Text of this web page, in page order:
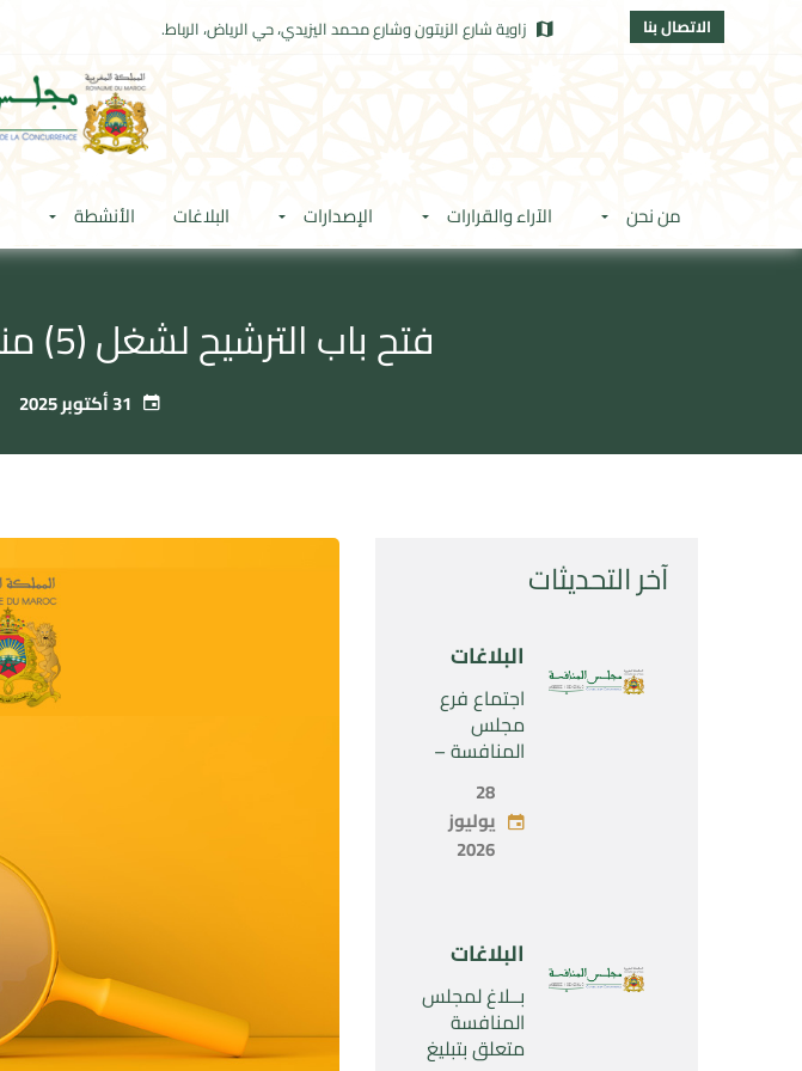
الاتصال بنا زاوية شارع الزيتون وشارع محمد اليزيدي، حي الرياض، الرباط.
من نحن الآراء والقرارات الإصدارات البلاغات الأنشطة
فتح باب الترشيح لشغل (5) مناصب مقرر بمجلس المنافسة
آخر التحديثات
البلاغات
اجتماع فرع
مجلس
المنافسة –
2026
28
يوليوز
2026
البلاغات
بــلاغ لمجلس
المنافسة
متعلق بتبليغ